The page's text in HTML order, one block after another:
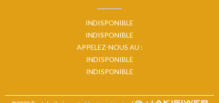
INDISPONIBLE
INDISPONIBLE
APPELEZ-NOUS AU :
INDISPONIBLE
INDISPONIBLE